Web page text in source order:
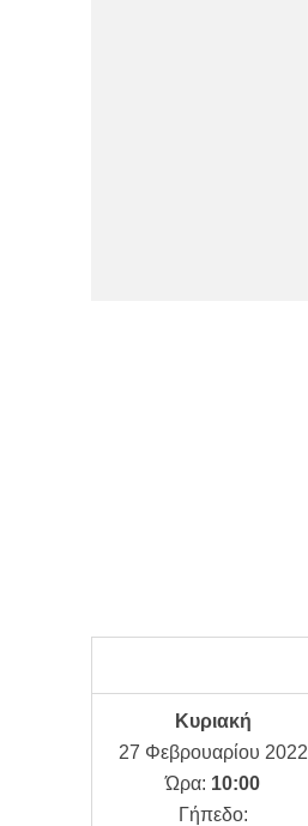
Κυριακή
27 Φεβρουαρίου 2022
Ώρα: 10:00
Γήπεδο: